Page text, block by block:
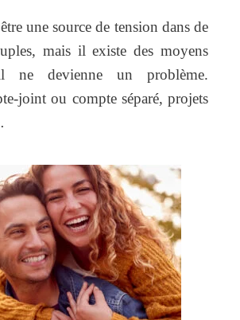
une source de tension dans de
mais il existe des moyens
ne devienne un problème.
joint ou compte séparé, projets